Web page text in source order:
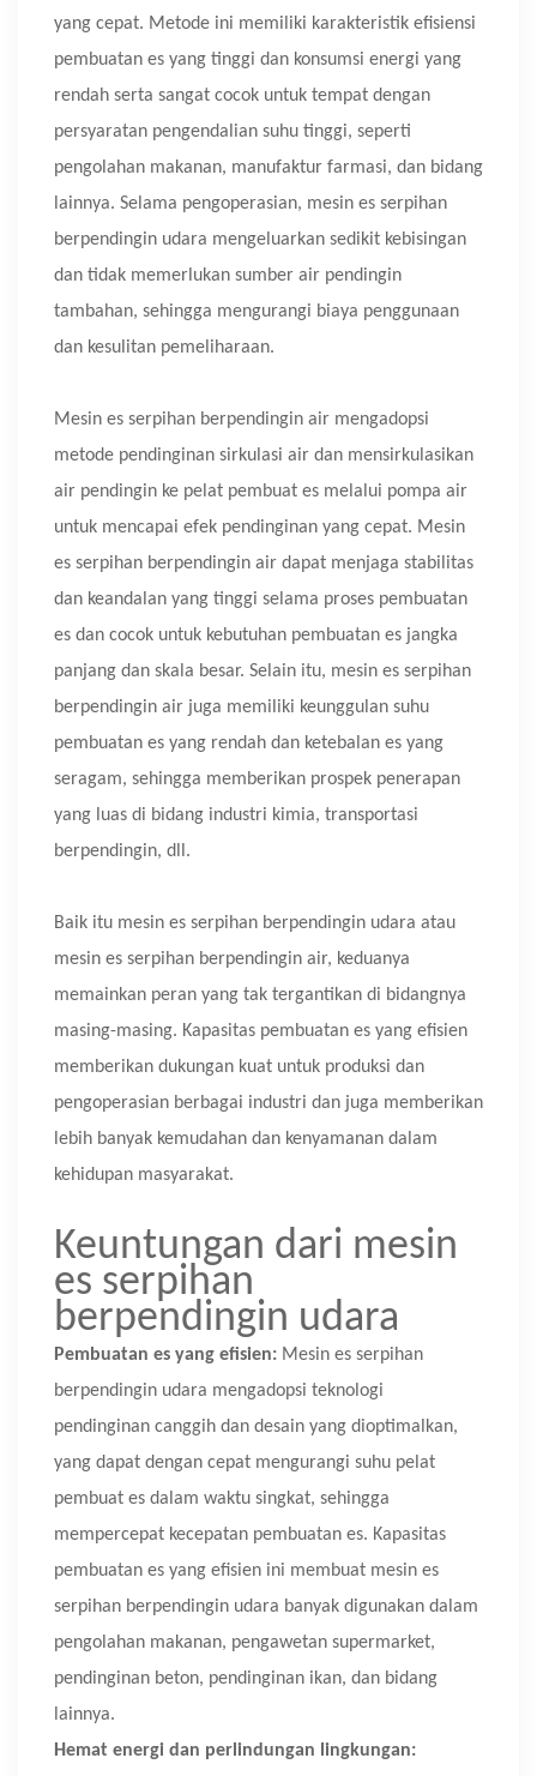
yang cepat. Metode ini memiliki karakteristik efisiensi
pembuatan es yang tinggi dan konsumsi energi yang
rendah serta sangat cocok untuk tempat dengan
persyaratan pengendalian suhu tinggi, seperti
pengolahan makanan, manufaktur farmasi, dan bidang
lainnya. Selama pengoperasian, mesin es serpihan
berpendingin udara mengeluarkan sedikit kebisingan
dan tidak memerlukan sumber air pendingin
tambahan, sehingga mengurangi biaya penggunaan
dan kesulitan pemeliharaan.
Mesin es serpihan berpendingin air mengadopsi
metode pendinginan sirkulasi air dan mensirkulasikan
air pendingin ke pelat pembuat es melalui pompa air
untuk mencapai efek pendinginan yang cepat. Mesin
es serpihan berpendingin air dapat menjaga stabilitas
dan keandalan yang tinggi selama proses pembuatan
es dan cocok untuk kebutuhan pembuatan es jangka
panjang dan skala besar. Selain itu, mesin es serpihan
berpendingin air juga memiliki keunggulan suhu
pembuatan es yang rendah dan ketebalan es yang
seragam, sehingga memberikan prospek penerapan
yang luas di bidang industri kimia, transportasi
berpendingin, dll.
Baik itu mesin es serpihan berpendingin udara atau
mesin es serpihan berpendingin air, keduanya
memainkan peran yang tak tergantikan di bidangnya
masing-masing. Kapasitas pembuatan es yang efisien
memberikan dukungan kuat untuk produksi dan
pengoperasian berbagai industri dan juga memberikan
lebih banyak kemudahan dan kenyamanan dalam
kehidupan masyarakat.
Keuntungan dari mesin
es serpihan
berpendingin udara
Pembuatan es yang efisien: Mesin es serpihan
berpendingin udara mengadopsi teknologi
pendinginan canggih dan desain yang dioptimalkan,
yang dapat dengan cepat mengurangi suhu pelat
pembuat es dalam waktu singkat, sehingga
mempercepat kecepatan pembuatan es. Kapasitas
pembuatan es yang efisien ini membuat mesin es
serpihan berpendingin udara banyak digunakan dalam
pengolahan makanan, pengawetan supermarket,
pendinginan beton, pendinginan ikan, dan bidang
lainnya.
Hemat energi dan perlindungan lingkungan: